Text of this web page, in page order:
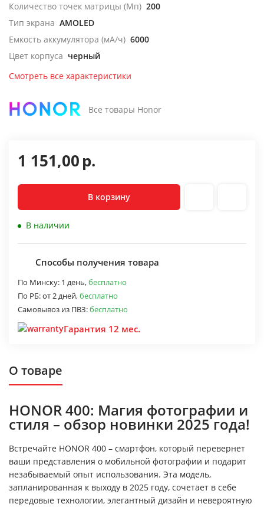
Количество точек матрицы (Мп) 200
Тип экрана AMOLED
Емкость аккумулятора (мА/ч) 6000
Цвет корпуса черный
Смотреть все характеристики
Все товары Honor
1 151,00р.
В корзину
В наличии
Способы получения товара
По Минску: 1 день,бесплатно
По РБ:от 2 дней,бесплатно
Самовывоз из ПВЗ:бесплатно
Гарантия 12 мес.
О товаре
HONOR 400: Магия фотографии и
стиля – обзор новинки 2025 года!
Встречайте HONOR 400 – смартфон, который перевернет
ваши представления о мобильной фотографии и подарит
незабываемый опыт использования. Эта модель,
запланированная к выходу в 2025 году, сочетает в себе
передовые технологии, элегантный дизайн и невероятную